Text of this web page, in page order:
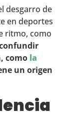
desgarro de
en deportes
ritmo, como
como la
un origen